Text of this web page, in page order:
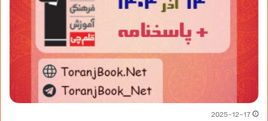
2025-12-17